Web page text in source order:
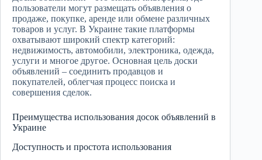
пользователи могут размещать объявления о
продаже, покупке, аренде или обмене различных
товаров и услуг. В Украине такие платформы
охватывают широкий спектр категорий:
недвижимость, автомобили, электроника, одежда,
услуги и многое другое. Основная цель доски
объявлений – соединить продавцов и
покупателей, облегчая процесс поиска и
совершения сделок.
Преимущества использования досок объявлений в
Украине
Доступность и простота использования